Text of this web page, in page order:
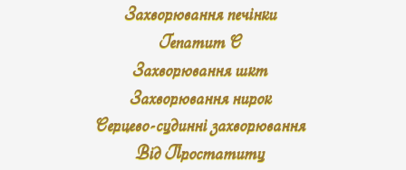
Захворювання печінки
Гепатит С
Захворювання шкт
Захворювання нирок
Серцево-судинні захворювання
Від Простатиту